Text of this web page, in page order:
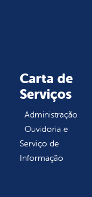
Carta de
Serviços
Administração
Ouvidoria e
Serviço de
Informação